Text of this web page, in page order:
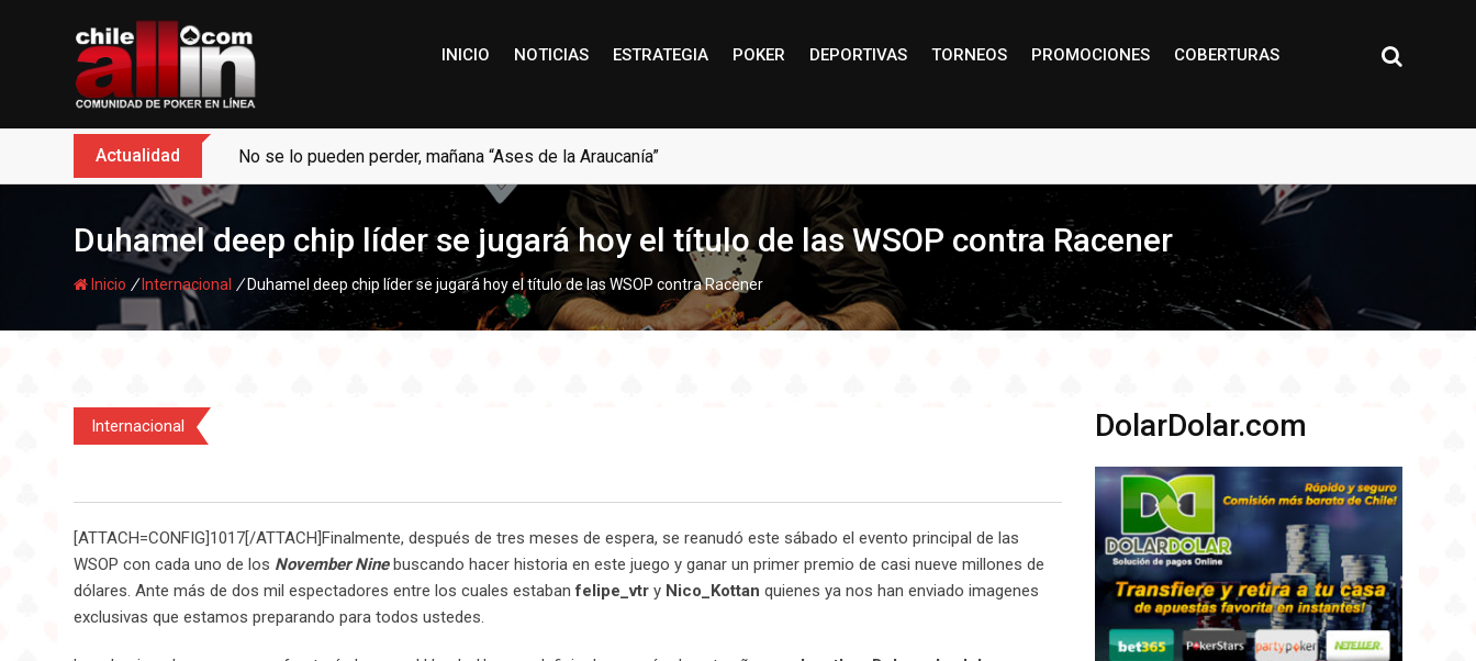
INICIO NOTICIAS ESTRATEGIA POKER DEPORTIVAS TORNEOS PROMOCIONES COBERTURAS
Actualidad No se lo pueden perder, mañana “Ases de la Araucanía”
Duhamel deep chip líder se jugará hoy el título de las WSOP contra Racener
Inicio / Internacional /Duhamel deep chip líder se jugará hoy el título de las WSOP contra Racener
Internacional
[ATTACH=CONFIG]1017[/ATTACH]Finalmente, después de tres meses de espera, se reanudó este sábado el evento principal de las
WSOP con cada uno de los November Ninebuscando hacer historia en este juego y ganar un primer premio de casi nueve millones de
dólares. Ante más de dos mil espectadores entre los cuales estabanfelipe_vtr y Nico_Kottan quienes ya nos han enviado imagenes
exclusivas que estamos preparando para todos ustedes.
DolarDolar.com